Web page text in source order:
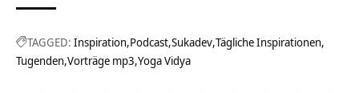
TAGGED: Inspiration Podcast Sukadev Tägliche Inspirationen
Tugenden Vorträge mp3 Yoga Vidya